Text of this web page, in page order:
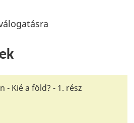
- Kié a föld? - 1. rész